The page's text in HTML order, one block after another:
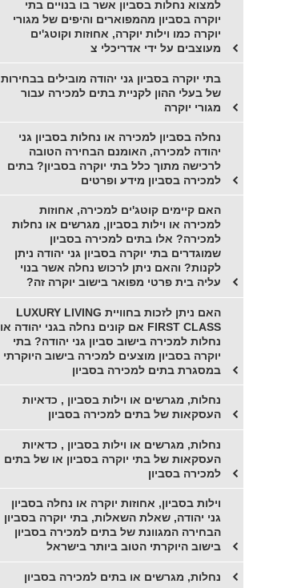
למצוא נחלות בסביון אשר בו בנויים בתי
יוקרה בסביון מהמפוארים והיפים של מגורי
יוקרה כמו וילות יוקרה, אחוזות וקוטג'ים
מעוצבים על ידי אדריכלי צ
בתי יוקרה בסביון גני יהודה מובילים בבחירות
של בעלי ההון לקניית בתים למכירה עבור
מגורי יוקרה
נחלה בסביון למכירה או נחלות בסביון גני
יהודה למכירה, האומנם הבחירה הטובה
לרכישה מתוך כלל בתי יוקרה בסביון? בתים
למכירה בסביון מידע ופרטים
האם קיימים קוטג'ים למכירה, אחוזות
למכירה או וילות בסביון, מגרשים או נחלות
למכירה? אלו בתים למכירה בסביון
שמוגדרים בתי יוקרה בסביון גני יהודה ניתן
לקנות? והאם ניתן לרכוש נחלה אשר בנוי
עליה בית פרטי מפואר בישוב יוקרה זה?
האם ניתן לזכות בחוויית LUXURY LIVING
FIRST CLASS אם קונים נחלה בגני יהודה או
נחלות למכירה בישוב סביון גני יהודה? בתי
יוקרה בסביון מוצעים למכירה בישוב היוקרתי
במסגרת בתים למכירה בסביון
נחלות, מגרשים או וילות בסביון , כדאיות
העסקאות של בתים למכירה בסביון
נחלות, מגרשים או וילות בסביון , כדאיות
העסקאות של בתי יוקרה בסביון או של בתים
למכירה בסביון
וילות בסביון, אחוזות יוקרה או נחלה בסביון
גני יהודה, שאלת השאלות, בתי יוקרה בסביון
הבחירה המגוונת של בתים למכירה בסביון
בישוב היוקרתי הטוב ביותר בישראל
נחלות, מגרשים או בתים למכירה בסביון